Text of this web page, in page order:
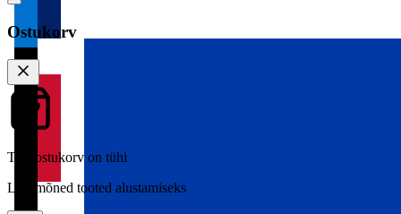
Ostukorv
Teie ostukorv on tühi
Lisa mõned tooted alustamiseks